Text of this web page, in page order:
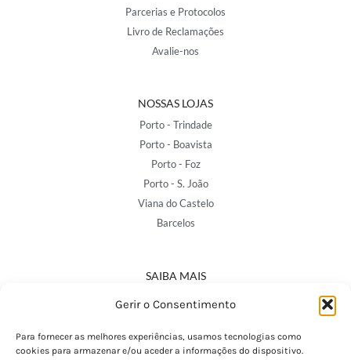
Gerir o Consentimento
Para fornecer as melhores experiências, usamos tecnologias como
cookies para armazenar e/ou aceder a informações do dispositivo.
Parcerias e Protocolos
Livro de Reclamações
Avalie-nos
NOSSAS LOJAS
Porto - Trindade
Porto - Boavista
Porto - Foz
Porto - S. João
Viana do Castelo
Barcelos
SAIBA MAIS
Política de Privacidade
Termos e Condições
Perguntas Frequentes